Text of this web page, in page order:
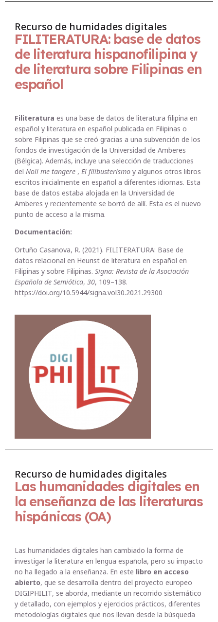
Recurso de humidades digitales
FILITERATURA: base de datos
de literatura hispanofilipina y
de literatura sobre Filipinas en
español
Filiteratura es una base de datos de literatura filipina en
español y literatura en español publicada en Filipinas o
sobre Filipinas que se creó gracias a una subvención de los
fondos de investigación de la Universidad de Amberes
(Bélgica). Además, incluye una selección de traducciones
del Noli me tangere , El filibusterismo y algunos otros libros
escritos inicialmente en español a diferentes idiomas. Esta
base de datos estaba alojada en la Universidad de
Amberes y recientemente se borró de allí. Esta es el nuevo
punto de acceso a la misma.
Documentación:
Ortuño Casanova, R. (2021). FILITERATURA: Base de
datos relacional en Heurist de literatura en español en
Filipinas y sobre Filipinas. Signa: Revista de la Asociación
Española de Semiótica, 30, 109–138.
https://doi.org/10.5944/signa.vol30.2021.29300
Recurso de humidades digitales
Las humanidades digitales en
la enseñanza de las literaturas
hispánicas (OA)
Las humanidades digitales han cambiado la forma de
investigar la literatura en lengua española, pero su impacto
no ha llegado a la enseñanza. En este libro en acceso
abierto, que se desarrolla dentro del proyecto europeo
DIGIPHILIT, se aborda, mediante un recorrido sistemático
y detallado, con ejemplos y ejercicios prácticos, diferentes
metodologías digitales que nos llevan desde la búsqueda